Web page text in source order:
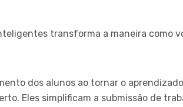
transforma a maneira como
dos alunos ao tornar o
Eles simplificam a submissão de